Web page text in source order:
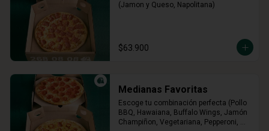
(Jamon y Queso, Napolitana)
$63.900
Medianas Favoritas
Escoge tu combinación perfecta (Pollo
BBQ, Hawaiana, Buffalo Wings, Jamón
Champiñon, Vegetariana, Pepperoni,